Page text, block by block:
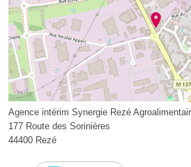
Agence intérim Synergie Rezé
177 Route des Sorinières
44400 Rezé